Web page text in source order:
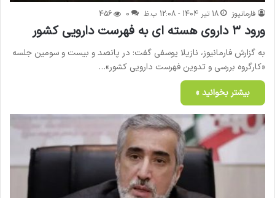
فارمانیوز 18 تیر 1404 - 12:08 ب.ظ 0
456
ورود ۳ داروی هسته ای به فهرست دارویی کشور
به گزارش فارمانیوز، نازیلا یوسفی گفت: در پانصد و بیست و سومین جلسه
«کارگروه بررسی و تدوین فهرست دارویی کشور»…
بیشتر بخوانید »